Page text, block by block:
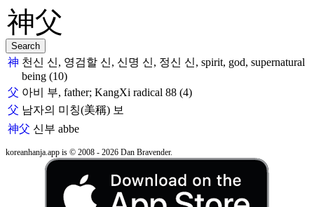
神 천신 신, 영검할 신, 신명 신, 정신 신, spirit, god, supernatural
being (10)
父 아비 부, father; KangXi radical 88 (4)
父 남자의 미칭(美稱) 보
神父 신부 abbe
koreanhanja.app is © 2008 - 2026 Dan Bravender.